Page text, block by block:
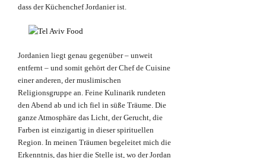
dass der Küchenchef Jordanier ist.
Jordanien liegt genau gegenüber – unweit
entfernt – und somit gehört der Chef de Cuisine
einer anderen, der muslimischen
Religionsgruppe an. Feine Kulinarik rundeten
den Abend ab und ich fiel in süße Träume. Die
ganze Atmosphäre das Licht, der Gerucht, die
Farben ist einzigartig in dieser spirituellen
Region. In meinen Träumen begeleitet mich die
Erkenntnis, das hier die Stelle ist, wo der Jordan